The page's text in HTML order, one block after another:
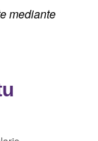
mediante